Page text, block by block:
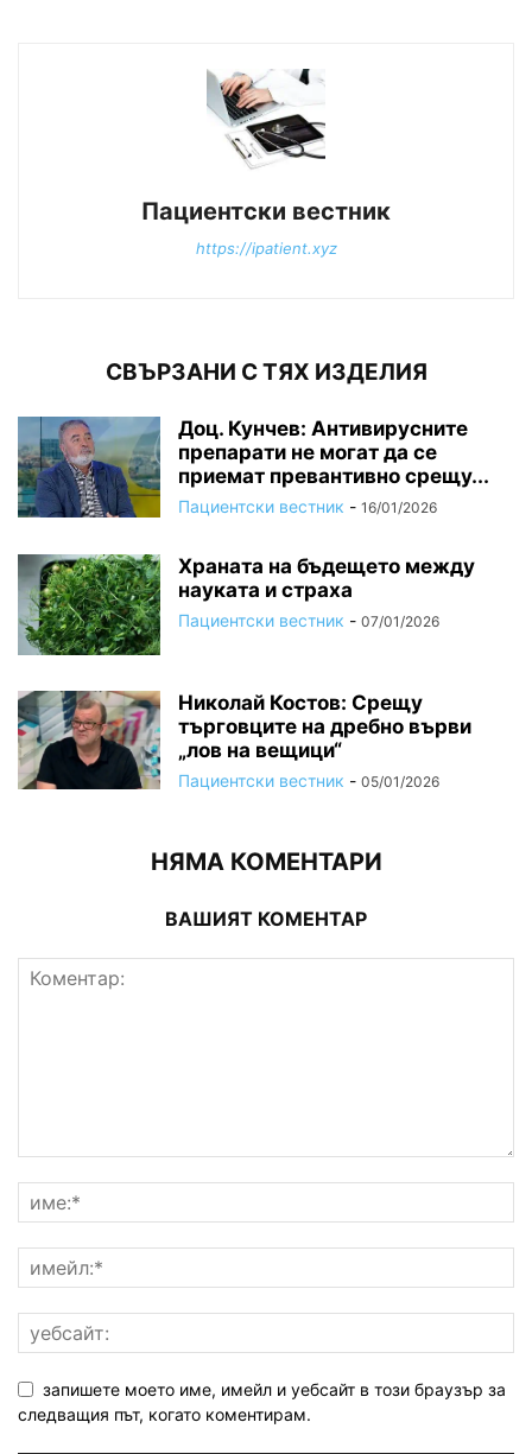
Пациентски вестник
https://ipatient.xyz
СВЪРЗАНИ С ТЯХ ИЗДЕЛИЯ
Доц. Кунчев: Антивирусните
препарати не могат да се
приемат превантивно срещу...
Пациентски вестник - 16/01/2026
Храната на бъдещето между
науката и страха
Пациентски вестник - 07/01/2026
Николай Костов: Срещу
търговците на дребно върви
„лов на вещици“
Пациентски вестник - 05/01/2026
НЯМА КОМЕНТАРИ
ВАШИЯТ КОМЕНТАР
запишете моето име, имейл и уебсайт в този браузър за
следващия път, когато коментирам.